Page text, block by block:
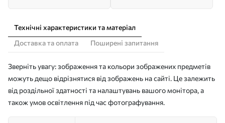
Технічні характеристики та матеріал
Доставка та оплата
Поширені запитання
Зверніть увагу: зображення та кольори зображених предметів
можуть дещо відрізнятися від зображень на сайті. Це залежить
від роздільної здатності та налаштувань вашого монітора, а
також умов освітлення під час фотографування.